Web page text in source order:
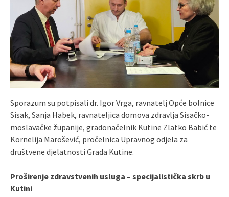
Sporazum su potpisali dr. Igor Vrga, ravnatelj Opće bolnice
Sisak, Sanja Habek, ravnateljica domova zdravlja Sisačko-
moslavačke županije, gradonačelnik Kutine Zlatko Babić te
Kornelija Marošević, pročelnica Upravnog odjela za
društvene djelatnosti Grada Kutine.
Proširenje zdravstvenih usluga – specijalistička skrb u
Kutini